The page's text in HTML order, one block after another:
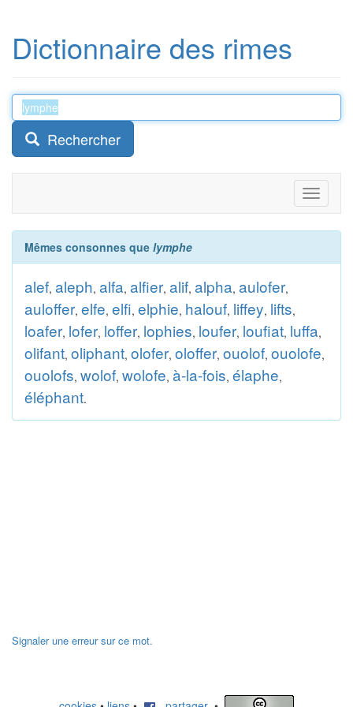
Dictionnaire des rimes
Rechercher
Toggle
Mêmes consonnes que lymphe
alef, aleph, alfa, alfier, alif, alpha, aulofer,
auloffer, elfe, elfi, elphie, halouf, liffey, lifts,
loafer, lofer, loffer, lophies, loufer, loufiat, luffa,
olifant, oliphant, olofer, oloffer, ouolof, ouolofe,
ouolofs, wolof, wolofe, à-la-fois, élaphe,
éléphant.
Signaler une erreur sur ce mot.